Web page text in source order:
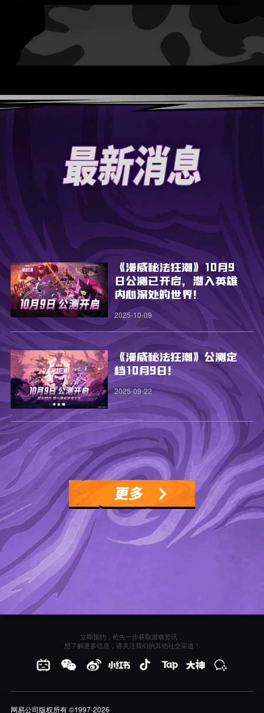
《漫威秘法狂潮》10月9
日公测已开启，潜入英雄
内心深处的世界！
2025-10-09
《漫威秘法狂潮》公测定
档10月9日！
2025-09-22
立即预约，抢先一步获取游戏资讯，
想了解更多信息，请关注我们的其他社交渠道！
网易公司版权所有 ©1997-2026